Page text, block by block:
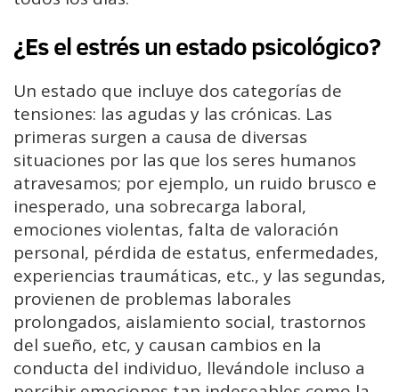
¿Es el estrés un estado psicológico?
Un estado que incluye dos categorías de
tensiones: las agudas y las crónicas. Las
primeras surgen a causa de diversas
situaciones por las que los seres humanos
atravesamos; por ejemplo, un ruido brusco e
inesperado, una sobrecarga laboral,
emociones violentas, falta de valoración
personal, pérdida de estatus, enfermedades,
experiencias traumáticas, etc., y las segundas,
provienen de problemas laborales
prolongados, aislamiento social, trastornos
del sueño, etc, y causan cambios en la
conducta del individuo, llevándole incluso a